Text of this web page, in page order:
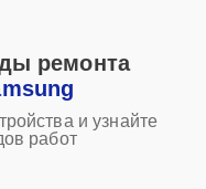
ремонта
и узнайте
работ